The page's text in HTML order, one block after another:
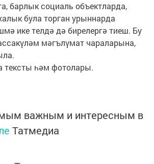
барлык социаль объектларда,
була торган урыннарда
ике телдә дә бирелергә тиеш. Бу
мәгълүмат чараларына,
тексты һәм фотолары.
важным и интересным в
Татмедиа